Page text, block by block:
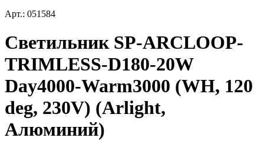
Арт.: 051584
Светильник SP-ARCLOOP-
TRIMLESS-D180-20W
Day4000-Warm3000 (WH, 120
deg, 230V) (Arlight,
Алюминий)